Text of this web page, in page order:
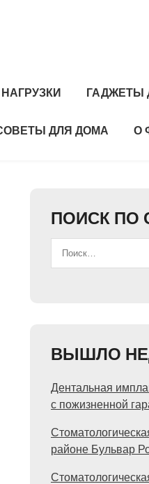
ГАДЖЕТЫ
ДЛЯ ДОМА О
ПОИСК ПО
ВЫШЛО
Дентальная
с пожизненной
районе Бульвар